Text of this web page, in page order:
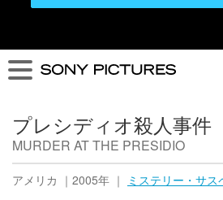
プレシディオ殺人事件
MURDER AT THE PRESIDIO
アメリカ ｜2005年 ｜ ミステリー・サス